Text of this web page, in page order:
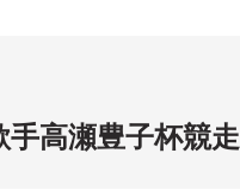
潮見表
高瀬豊子杯競走